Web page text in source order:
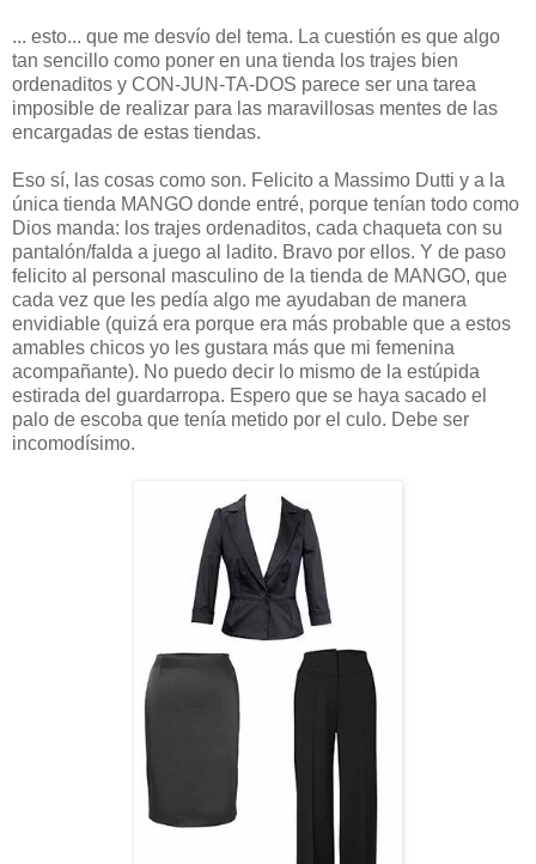
... esto... que me desvío del tema. La cuestión es que algo
tan sencillo como poner en una tienda los trajes bien
ordenaditos y CON-JUN-TA-DOS parece ser una tarea
imposible de realizar para las maravillosas mentes de las
encargadas de estas tiendas.
Eso sí, las cosas como son. Felicito a Massimo Dutti y a la
única tienda MANGO donde entré, porque tenían todo como
Dios manda: los trajes ordenaditos, cada chaqueta con su
pantalón/falda a juego al ladito. Bravo por ellos. Y de paso
felicito al personal masculino de la tienda de MANGO, que
cada vez que les pedía algo me ayudaban de manera
envidiable (quizá era porque era más probable que a estos
amables chicos yo les gustara más que mi femenina
acompañante). No puedo decir lo mismo de la estúpida
estirada del guardarropa. Espero que se haya sacado el
palo de escoba que tenía metido por el culo. Debe ser
incomodísimo.